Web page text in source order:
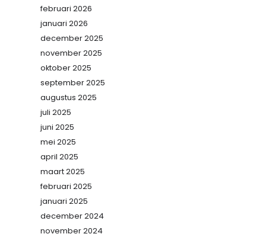
februari 2026
januari 2026
december 2025
november 2025
oktober 2025
september 2025
augustus 2025
juli 2025
juni 2025
mei 2025
april 2025
maart 2025
februari 2025
januari 2025
december 2024
november 2024